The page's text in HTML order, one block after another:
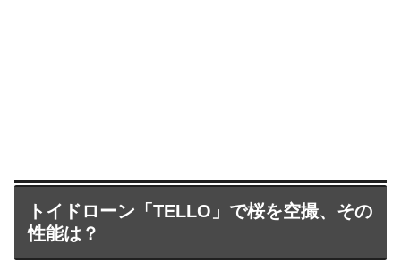
トイドローン「TELLO」で桜を空撮、その
性能は？